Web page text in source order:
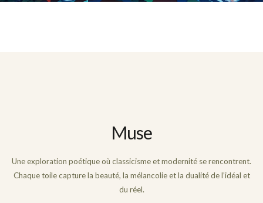
Muse
Une exploration poétique où classicisme et modernité se rencontrent.
Chaque toile capture la beauté, la mélancolie et la dualité de l’idéal et
du réel.